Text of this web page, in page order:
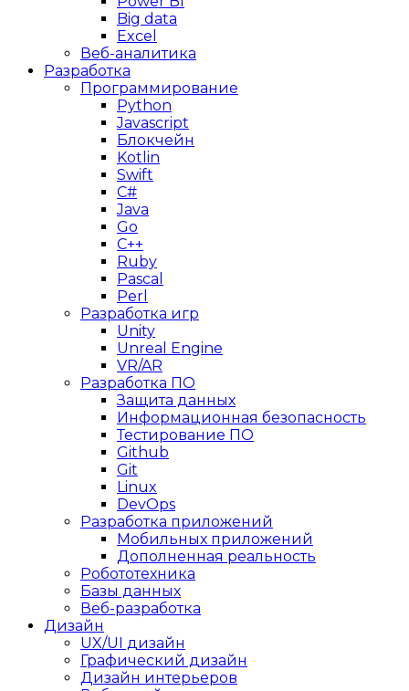
Big data
Excel
Веб-аналитика
Разработка
Программирование
Python
Javascript
Блокчейн
Kotlin
Swift
C#
Java
Go
C++
Ruby
Pascal
Perl
Разработка игр
Unity
Unreal Engine
VR/AR
Разработка ПО
Защита данных
Информационная безопасность
Тестирование ПО
Github
Git
Linux
DevOps
Разработка приложений
Мобильных приложений
Дополненная реальность
Робототехника
Базы данных
Веб-разработка
Дизайн
UX/UI дизайн
Графический дизайн
Дизайн интерьеров